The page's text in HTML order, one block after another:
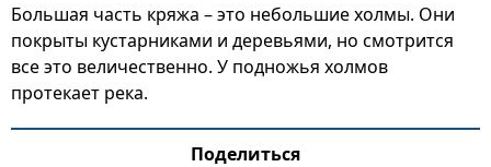
Большая часть кряжа – это небольшие холмы. Они
покрыты кустарниками и деревьями, но смотрится
все это величественно. У подножья холмов
протекает река.
Поделиться